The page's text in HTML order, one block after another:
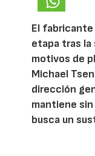
El
etapa tras la
motivos de
Michael
dirección
mantiene
busca un